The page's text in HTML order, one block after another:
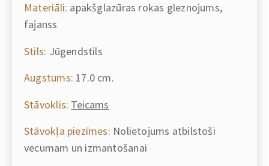
Materiāli: apakšglazūras rokas gleznojums,
fajanss
Stils: Jūgendstils
Augstums: 17.0 cm.
Stāvoklis: Teicams
Stāvokļa piezīmes: Nolietojums atbilstoši
vecumam un izmantošanai